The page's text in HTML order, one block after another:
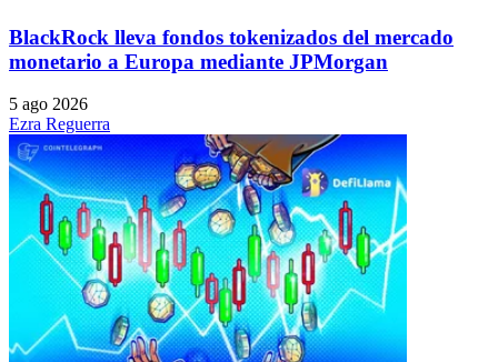
BlackRock lleva fondos tokenizados del mercado
monetario a Europa mediante JPMorgan
5 ago 2026
Ezra Reguerra